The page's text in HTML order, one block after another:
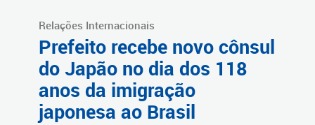
Relações Internacionais
Prefeito recebe novo cônsul
do Japão no dia dos 118
anos da imigração
japonesa ao Brasil